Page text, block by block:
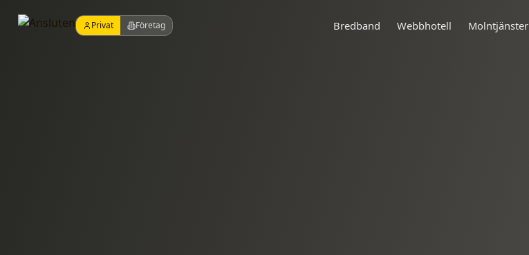
Privat Företag Bredband Webbhotell Molntjänster